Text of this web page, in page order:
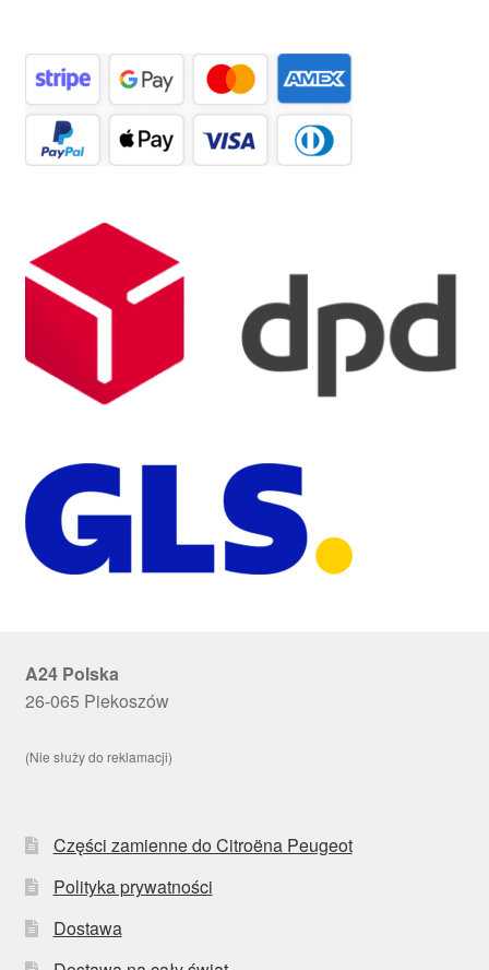
A24 Polska
26-065 Piekoszów
(Nie służy do reklamacji)
Części zamienne do Citroëna Peugeot
Polityka prywatności
Dostawa